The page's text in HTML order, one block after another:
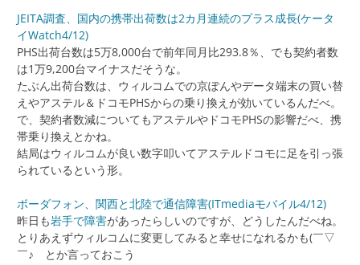
JEITA調査、国内の携帯出荷数は2カ月連続のプラス成長(ケータ
イWatch4/12)
PHS出荷台数は5万8,000台で前年同月比293.8％、でも契約者数
は1万9,200台マイナスだそうな。
たぶん出荷台数は、ウィルコムでの京ぽんやデータ端末の買い替
えやアステル＆ドコモPHSからの乗り換えが効いているんだべ。
で、契約者数減についてもアステルやドコモPHSの影響だべ、携
帯乗り換えとかね。
結局はウィルコムが良い数字叩いてアステルドコモに足を引っ張
られているという形。
ボーダフォン、関西と北陸で通信障害(ITmediaモバイル4/12)
昨日も岩手で障害があったらしいのですが、どうしたんだべね。
とりあえずウィルコムに変更してみると幸せになれるかも(￣▽
￣♪ とか言っておこう